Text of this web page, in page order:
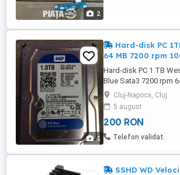
2
1
Hard-disk PC
64 MB 7200 rpm
Hard-disk PC 1 TB
Blue Sata3 7200 rpm
L115 Denumire:
1000 GB = 1 TB Cod
WD10EZEX Interfata:
1000 GB = 1 TB
pentru PC - 3.5 inch
Cluj-Napoca, Cluj
5 august
200 RON
Telefon validat
SSHD WD